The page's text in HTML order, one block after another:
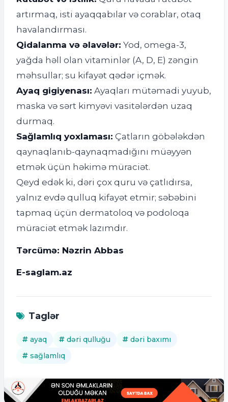
artırmaq, isti ayaqqabılar və corablar, otaq
havalandırması.
Qidalanma və əlavələr: Yod, omega-3,
yağda həll olan vitaminlər (A, D, E) zəngin
məhsullar; su kifayət qədər içmək.
Ayaq gigiyenası: Ayaqları mütəmadi yuyub,
maska və sərt kimyəvi vasitələrdən uzaq
durmaq.
Sağlamlıq yoxlaması: Çatların göbələkdən
qaynaqlanıb-qaynaqmadığını müəyyən
etmək üçün həkimə müraciət.
Qeyd edək ki, dəri çox quru və çatlıdırsa,
yalnız evdə qulluq kifayət etmir; səbəbini
tapmaq üçün dermatoloq və podoloqa
müraciət etmək lazımdır.
Tərcümə: Nəzrin Abbas
E-saglam.az
Taglər
ayaq dəri qulluğu
dəri baxımı
sağlamlıq